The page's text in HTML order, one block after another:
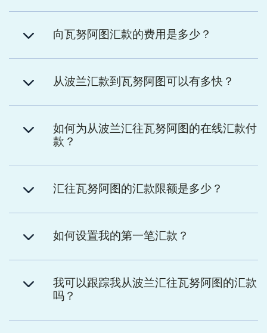
向瓦努阿图汇款的费用是多少？
从波兰汇款到瓦努阿图可以有多快？
如何为从波兰汇往瓦努阿图的在线汇款付
款？
汇往瓦努阿图的汇款限额是多少？
如何设置我的第一笔汇款？
我可以跟踪我从波兰汇往瓦努阿图的汇款
吗？